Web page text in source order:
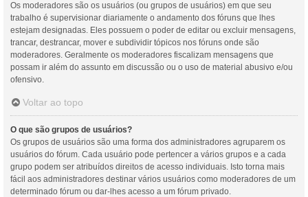
Os moderadores são os usuários (ou grupos de usuários) em que seu
trabalho é supervisionar diariamente o andamento dos fóruns que lhes
estejam designadas. Eles possuem o poder de editar ou excluir mensagens,
trancar, destrancar, mover e subdividir tópicos nos fóruns onde são
moderadores. Geralmente os moderadores fiscalizam mensagens que
possam ir além do assunto em discussão ou o uso de material abusivo e/ou
ofensivo.
Voltar ao topo
O que são grupos de usuários?
Os grupos de usuários são uma forma dos administradores agruparem os
usuários do fórum. Cada usuário pode pertencer a vários grupos e a cada
grupo podem ser atribuídos direitos de acesso individuais. Isto torna mais
fácil aos administradores destinar vários usuários como moderadores de um
determinado fórum ou dar-lhes acesso a um fórum privado.